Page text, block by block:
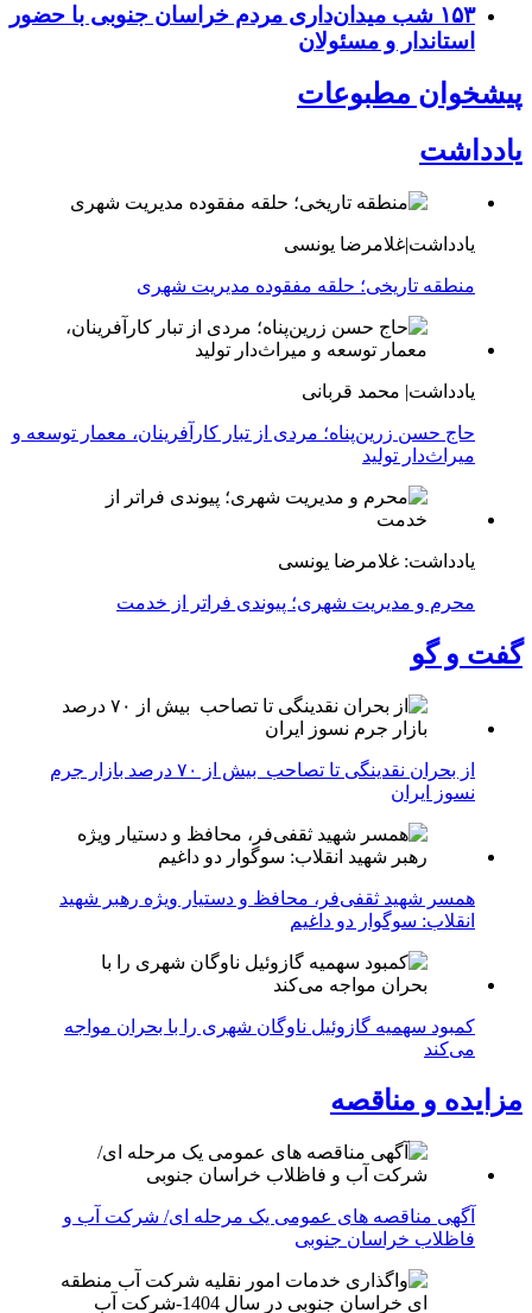
۱۵۳ شب میدان‌داری مردم خراسان جنوبی با حضور
استاندار و مسئولان
پیشخوان مطبوعات
یادداشت
یادداشت|غلامرضا یونسی
منطقه تاریخی؛ حلقه مفقوده مدیریت شهری
یادداشت| محمد قربانی
حاج حسن زرین‌پناه؛ مردی از تبار کارآفرینان، معمار توسعه و
میراث‌دار تولید
یادداشت: غلامرضا یونسی
محرم و مدیریت شهری؛ پیوندی فراتر از خدمت
گفت و گو
از بحران نقدینگی تا تصاحب بیش از ۷۰ درصد بازار جرم
نسوز ایران
همسر شهید ثقفی‌فر، محافظ و دستیار ویژه رهبر شهید
انقلاب: سوگوار دو داغیم
کمبود سهمیه گازوئیل ناوگان شهری را با بحران مواجه
می‌کند
مزایده و مناقصه
آگهی مناقصه های عمومی یک مرحله ای/ شرکت آب و
فاظلاب خراسان جنوبی